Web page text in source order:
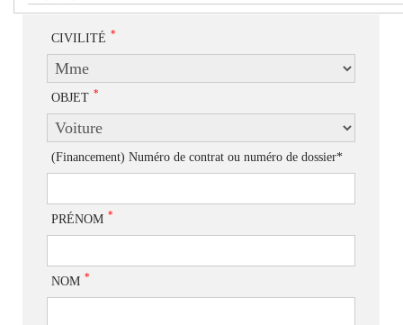
CIVILITÉ *
OBJET *
(Financement) Numéro de contrat ou numéro de dossier*
PRÉNOM *
NOM *